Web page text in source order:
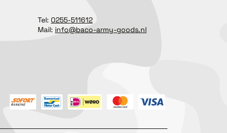
Tel: 0255-511612
Mail: info@baco-army-goods.nl